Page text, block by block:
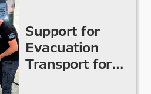
Support for
Evacuation
Transport for